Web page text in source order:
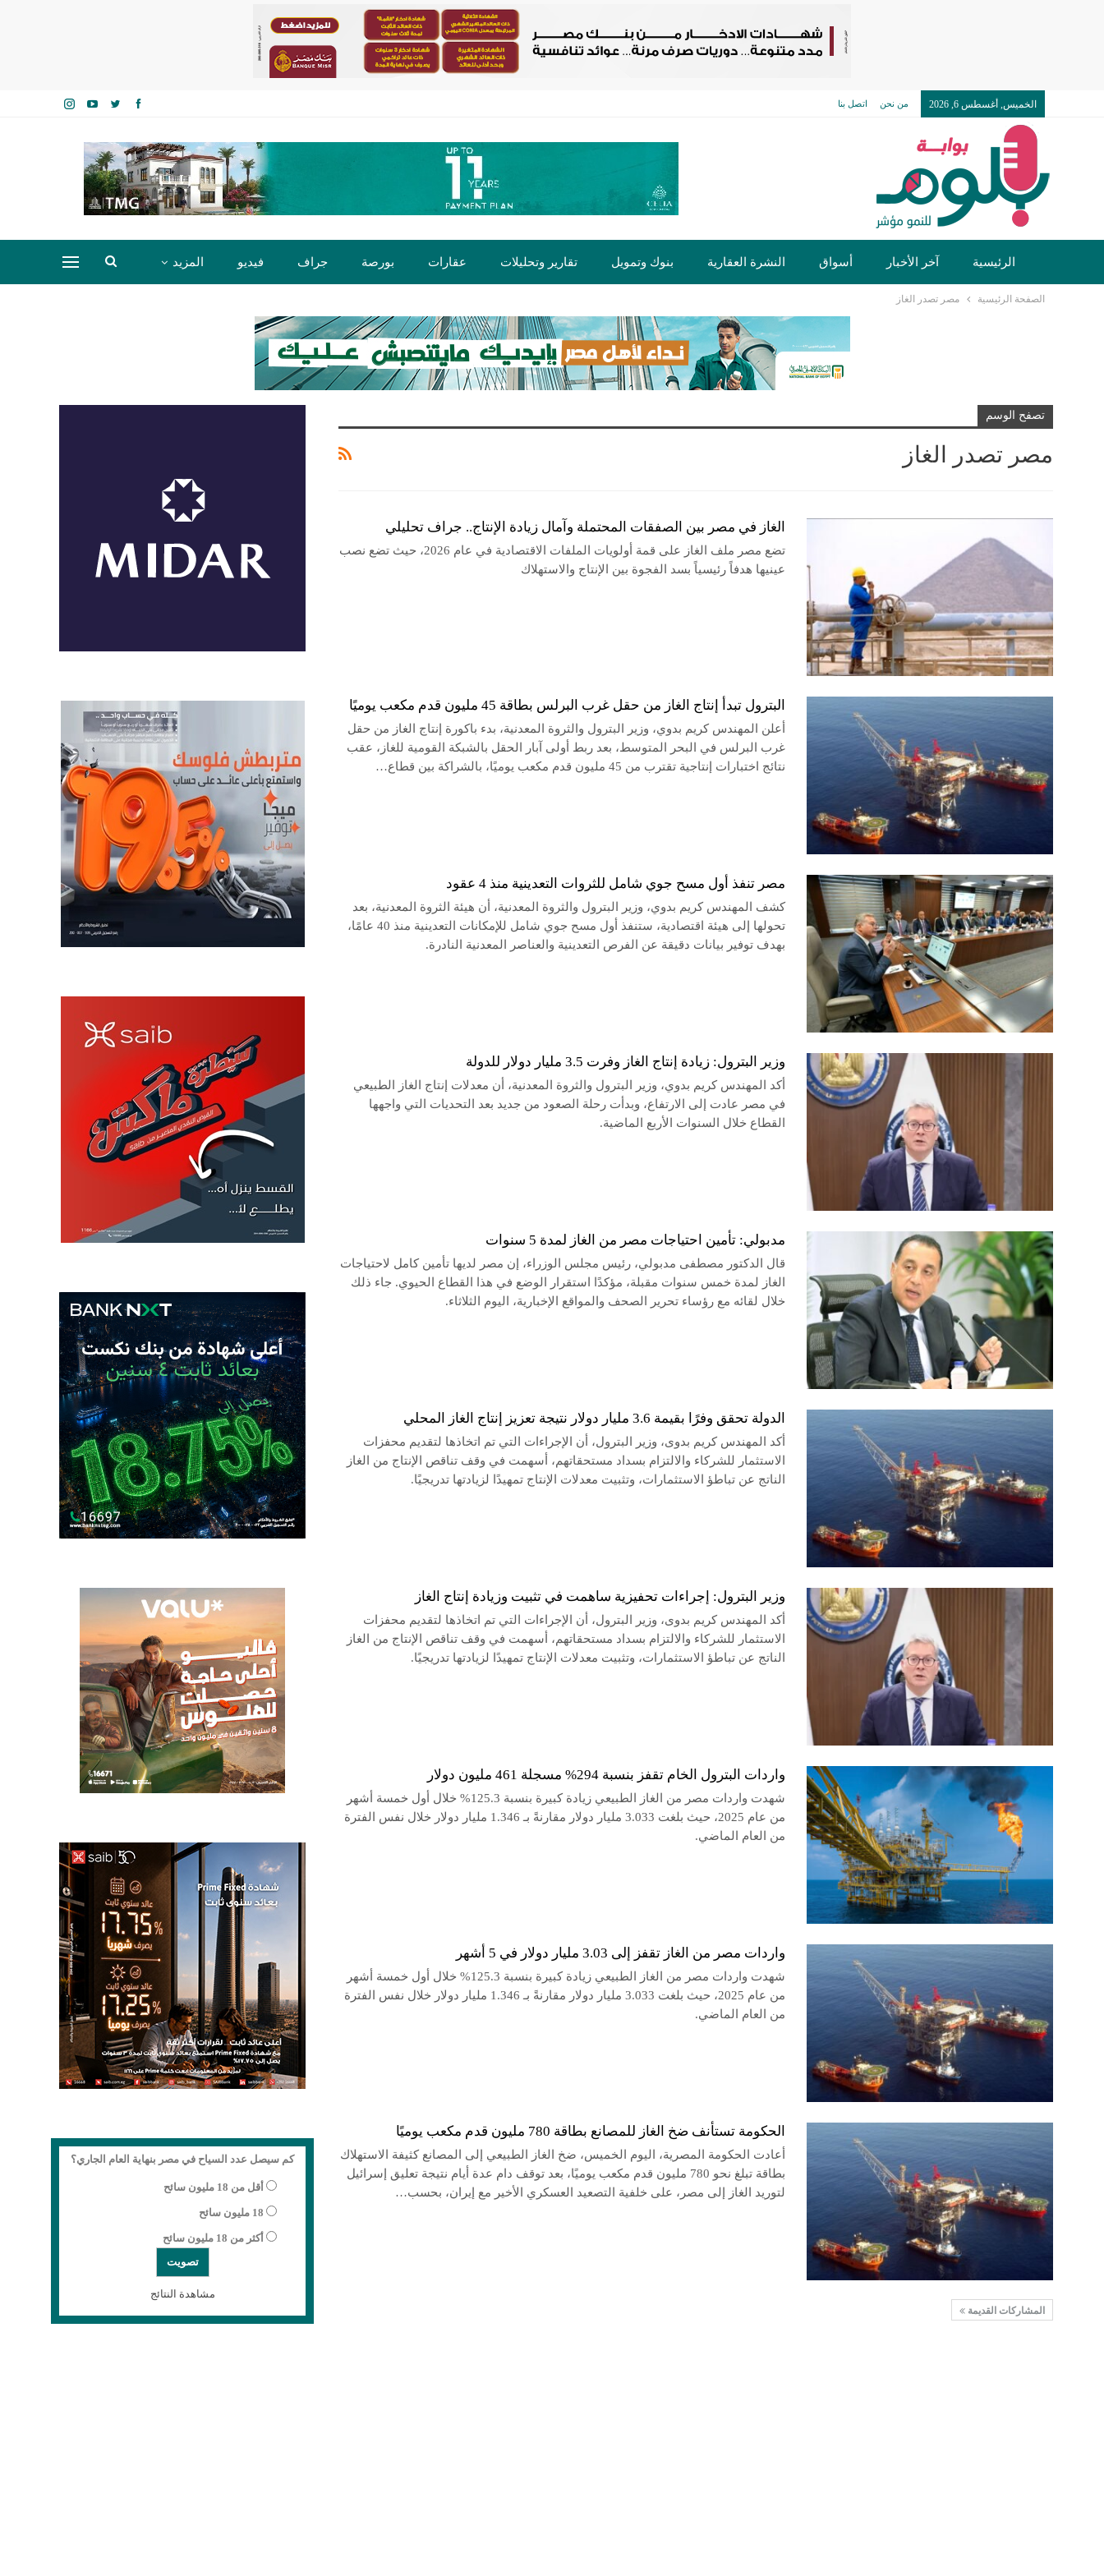
الخميس, أغسطس 6, 2026 من نحن اتصل بنا
الرئيسية آخر الأخبار أسواق النشرة العقارية بنوك وتمويل تقارير وتحليلات عقارات بورصة جراف فيديو المزيد
الصفحة الرئيسية مصر تصدر الغاز
تصفح الوسم
مصر تصدر الغاز
الغاز في مصر بين الصفقات المحتملة وآمال زيادة الإنتاج.. جراف تحليلي
تضع مصر ملف الغاز على قمة أولويات الملفات الاقتصادية في عام 2026، حيث تضع نصب
عينيها هدفاً رئيسياً بسد الفجوة بين الإنتاج والاستهلاك
البترول تبدأ إنتاج الغاز من حقل غرب البرلس بطاقة 45 مليون قدم مكعب يوميًا
أعلن المهندس كريم بدوي، وزير البترول والثروة المعدنية، بدء باكورة إنتاج الغاز من حقل
غرب البرلس في البحر المتوسط، بعد ربط أولى آبار الحقل بالشبكة القومية للغاز، عقب
نتائج اختبارات إنتاجية تقترب من 45 مليون قدم مكعب يوميًا، بالشراكة بين قطاع…
مصر تنفذ أول مسح جوي شامل للثروات التعدينية منذ 4 عقود
كشف المهندس كريم بدوي، وزير البترول والثروة المعدنية، أن هيئة الثروة المعدنية، بعد
تحولها إلى هيئة اقتصادية، ستنفذ أول مسح جوي شامل للإمكانات التعدينية منذ 40 عامًا،
بهدف توفير بيانات دقيقة عن الفرص التعدينية والعناصر المعدنية النادرة.
وزير البترول: زيادة إنتاج الغاز وفرت 3.5 مليار دولار للدولة
أكد المهندس كريم بدوي، وزير البترول والثروة المعدنية، أن معدلات إنتاج الغاز الطبيعي
في مصر عادت إلى الارتفاع، وبدأت رحلة الصعود من جديد بعد التحديات التي واجهها
القطاع خلال السنوات الأربع الماضية.
مدبولي: تأمين احتياجات مصر من الغاز لمدة 5 سنوات
قال الدكتور مصطفى مدبولي، رئيس مجلس الوزراء، إن مصر لديها تأمين كامل لاحتياجات
الغاز لمدة خمس سنوات مقبلة، مؤكدًا استقرار الوضع في هذا القطاع الحيوي. جاء ذلك
خلال لقائه مع رؤساء تحرير الصحف والمواقع الإخبارية، اليوم الثلاثاء.
الدولة تحقق وفرًا بقيمة 3.6 مليار دولار نتيجة تعزيز إنتاج الغاز المحلي
أكد المهندس كريم بدوى، وزير البترول، أن الإجراءات التي تم اتخاذها لتقديم محفزات
الاستثمار للشركاء والالتزام بسداد مستحقاتهم، أسهمت في وقف تناقص الإنتاج من الغاز
الناتج عن تباطؤ الاستثمارات، وتثبيت معدلات الإنتاج تمهيدًا لزيادتها تدريجيًا.
وزير البترول: إجراءات تحفيزية ساهمت في تثبيت وزيادة إنتاج الغاز
أكد المهندس كريم بدوى، وزير البترول، أن الإجراءات التي تم اتخاذها لتقديم محفزات
الاستثمار للشركاء والالتزام بسداد مستحقاتهم، أسهمت في وقف تناقص الإنتاج من الغاز
الناتج عن تباطؤ الاستثمارات، وتثبيت معدلات الإنتاج تمهيدًا لزيادتها تدريجيًا.
واردات البترول الخام تقفز بنسبة 294% مسجلة 461 مليون دولار
شهدت واردات مصر من الغاز الطبيعي زيادة كبيرة بنسبة 125.3% خلال أول خمسة أشهر
من عام 2025، حيث بلغت 3.033 مليار دولار مقارنةً بـ 1.346 مليار دولار خلال نفس الفترة
من العام الماضي.
واردات مصر من الغاز تقفز إلى 3.03 مليار دولار في 5 أشهر
شهدت واردات مصر من الغاز الطبيعي زيادة كبيرة بنسبة 125.3% خلال أول خمسة أشهر
من عام 2025، حيث بلغت 3.033 مليار دولار مقارنةً بـ 1.346 مليار دولار خلال نفس الفترة
من العام الماضي.
الحكومة تستأنف ضخ الغاز للمصانع بطاقة 780 مليون قدم مكعب يوميًا
أعادت الحكومة المصرية، اليوم الخميس، ضخ الغاز الطبيعي إلى المصانع كثيفة الاستهلاك
بطاقة تبلغ نحو 780 مليون قدم مكعب يوميًا، بعد توقف دام عدة أيام نتيجة تعليق إسرائيل
لتوريد الغاز إلى مصر، على خلفية التصعيد العسكري الأخير مع إيران، بحسب…
المشاركات القديمة
كم سيصل عدد السياح في مصر بنهاية العام الجاري؟
أقل من 18 مليون سائح
18 مليون سائح
أكثر من 18 مليون سائح
مشاهدة النتائج